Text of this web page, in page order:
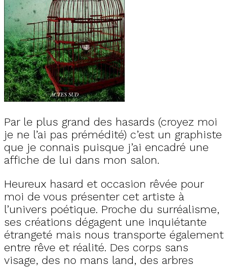
Par le plus grand des hasards (croyez moi
je ne l’ai pas prémédité) c’est un graphiste
que je connais puisque j’ai encadré une
affiche de lui dans mon salon.
Heureux hasard et occasion rêvée pour
moi de vous présenter cet artiste à
l’univers poétique. Proche du surréalisme,
ses créations dégagent une inquiétante
étrangeté mais nous transporte également
entre rêve et réalité. Des corps sans
visage, des no mans land, des arbres